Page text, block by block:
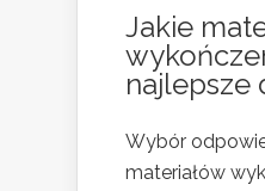
Jakie
najlepsze
Wybór
materiałów